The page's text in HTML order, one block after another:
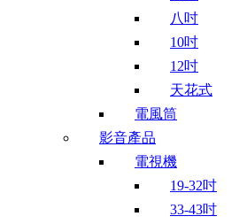
八吋
10吋
12吋
天花式
電風筒
影音產品
電視機
19-32吋
33-43吋